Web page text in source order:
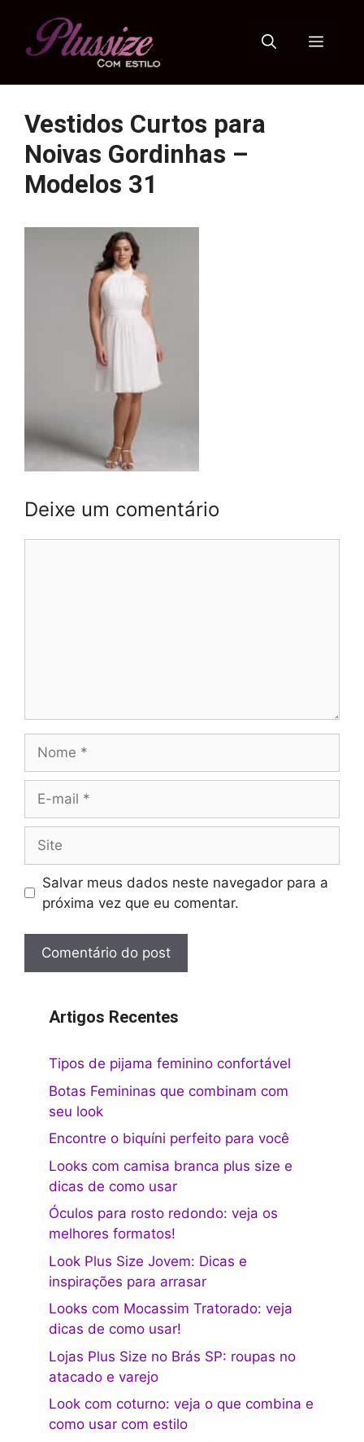
Menu
Vestidos Curtos para
Noivas Gordinhas –
Modelos 31
Deixe um comentário
mail
Salvar meus dados neste navegador para a
próxima vez que eu comentar.
Artigos Recentes
Tipos de pijama feminino confortável
Botas Femininas que combinam com
seu look
Encontre o biquíni perfeito para você
Looks com camisa branca plus size e
dicas de como usar
Óculos para rosto redondo: veja os
melhores formatos!
Look Plus Size Jovem: Dicas e
inspirações para arrasar
Looks com Mocassim Tratorado: veja
dicas de como usar!
Lojas Plus Size no Brás SP: roupas no
atacado e varejo
Look com coturno: veja o que combina e
como usar com estilo